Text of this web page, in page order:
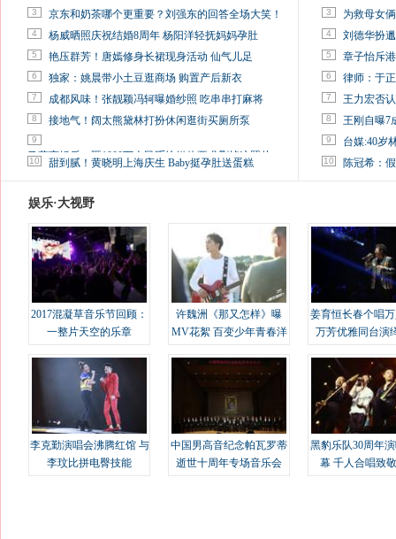
3 京东和奶茶哪个更重要？刘强东的回答全场大笑！
4 杨威晒照庆祝结婚8周年 杨阳洋轻抚妈妈孕肚
5 艳压群芳！唐嫣修身长裙现身活动 仙气儿足
6 独家：姚晨带小土豆逛商场 购置产后新衣
7 成都风味！张靓颖冯轲曝婚纱照 吃串串打麻将
8 接地气！阔太熊黛林打扮休闲逛街买厕所泵
9
马蓉离婚后，砸1000万人民币给媒体要求删掉这照片
10 甜到腻！黄晓明上海庆生 Baby挺孕肚送蛋糕
3 为救母女
4 刘德华扮
5 章子怡斥
6 律师：于
7 王力宏否
8 王刚自曝7
9 台媒:40岁
10 陈冠希：
娱乐·大视野
2017混凝草音乐节回顾：
一整片天空的乐章
许魏洲《那又怎样》曝
MV花絮 百变少年青春洋
姜育恒长春个唱
万芳优雅同台演
李克勤演唱会沸腾红馆 与
李玟比拼电臀技能
中国男高音纪念帕瓦罗蒂
逝世十周年专场音乐会
黑豹乐队30周年
幕 千人合唱致